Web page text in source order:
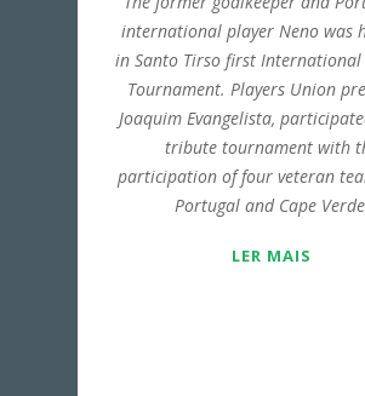
international player Neno was
in Santo Tirso first
Tournament. Players Union
Joaquim Evangelista,
tribute tournament with
participation of four veteran
Portugal and Cape
LER MAIS